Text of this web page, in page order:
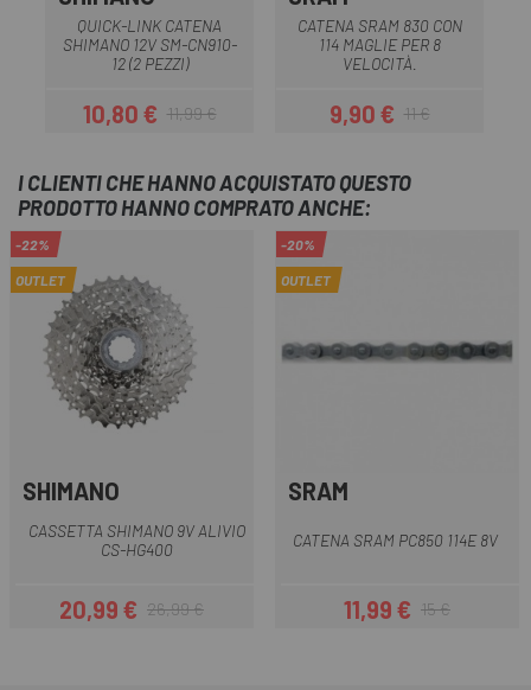
QUICK-LINK CATENA
SHIMANO 12V SM-CN910-
12 (2 PEZZI)
Prezzo
10,80 €Prezzo base
11,99 €
CATENA SRAM 830 CON
114 MAGLIE PER 8
VELOCITÀ.
Prezzo
9,90 €Prezzo base
11 €
I CLIENTI CHE HANNO ACQUISTATO QUESTO
PRODOTTO HANNO COMPRATO ANCHE:
-22%
OUTLET
SHIMANO
CASSETTA SHIMANO 9V ALIVIO
CS-HG400
Prezzo
20,99 €Prezzo base
26,99 €
-20%
OUTLET
SRAM
CATENA SRAM PC850 114E 8V
Prezzo
11,99 €Prezzo base
15 €